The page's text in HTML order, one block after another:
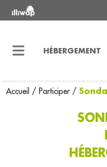
HÉBERGEMENT
Accueil / Participer/